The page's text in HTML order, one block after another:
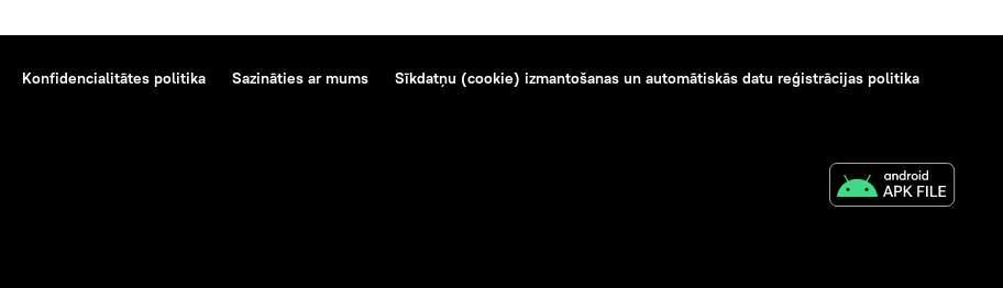
Konfidencialitātes politika Sazināties ar mums
Sīkdatņu (cookie) izmantošanas un automātiskās datu reģistrācijas politika